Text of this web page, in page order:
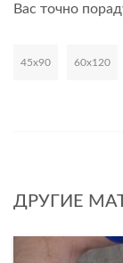
Вас точно
45х90 60х120
ДРУГИЕ